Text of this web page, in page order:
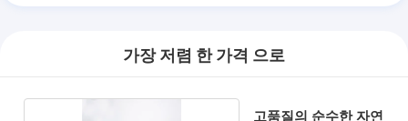
가장 저렴 한 가격 으로
고품질의 순수한 자연